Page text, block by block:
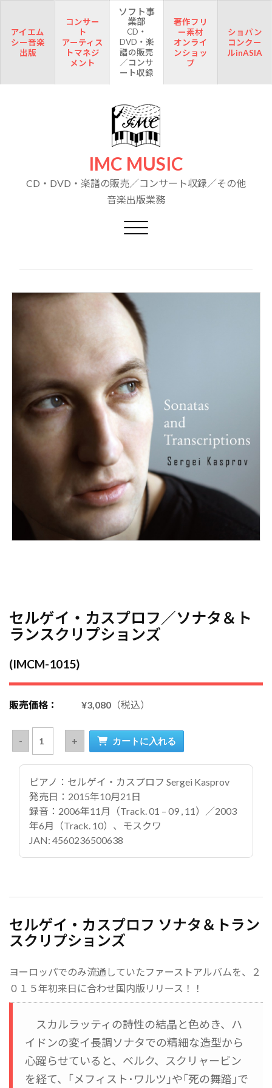
アイエム
シー音楽
出版
コンサー
ト
アーティス
トマネジ
メント
ソフト事
業部
CD・
DVD・楽
譜の販売
／コンサ
ート収録
著作フリ
ー素材
オンライ
ンショッ
プ
ショパン
コンクー
ルinASIA
IMC MUSIC
CD・DVD・楽譜の販売／コンサート収録／その他
音楽出版業務
Toggle navigation
セルゲイ・カスプロフ／ソナタ＆ト
ランスクリプションズ
(IMCM-1015)
販売価格： ¥3,080 （税込）
ピアノ：セルゲイ・カスプロフ Sergei Kasprov
発売日：2015年10月21日
録音：2006年11月（Track. 01 – 09 , 11）／2003
年6月（Track. 10）、モスクワ
JAN: 4560236500638
セルゲイ・カスプロフ ソナタ＆トラン
スクリプションズ
ヨーロッパでのみ流通していたファーストアルバムを、２
０１５年初来日に合わせ国内版リリース！！
スカルラッティの詩性の結晶と色めき、ハ
イドンの変イ長調ソナタでの精細な造型から
心躍らせていると、ベルク、スクリャービン
を経て、｢メフィスト･ワルツ｣や｢死の舞踏｣で